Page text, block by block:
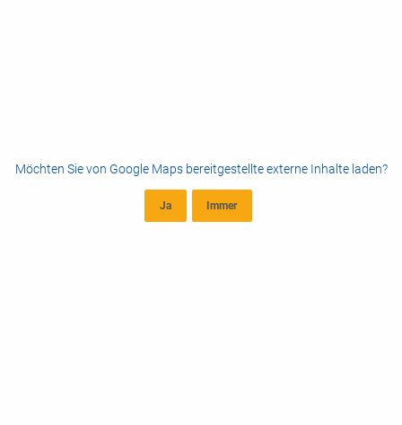
Möchten Sie von Google Mapsbereitgestellte externe Inhalte laden?
Ja Immer